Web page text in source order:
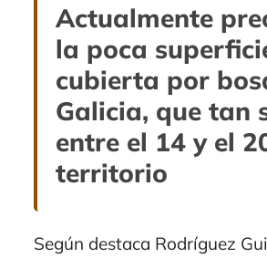
Actualmente
la poca
cubierta por
Galicia, que tan
entre el 14 y el
territorio
Según destaca Rodríguez